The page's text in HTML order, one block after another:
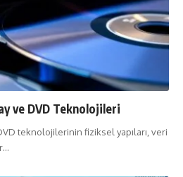
ve DVD Teknolojileri
teknolojilerinin fiziksel yapıları, veri